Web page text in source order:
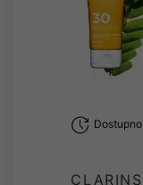
Dostupno
CLARINS